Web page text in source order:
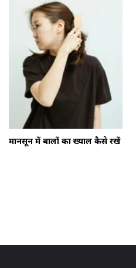
मानसून में बालों का ख्याल कैसे रखें